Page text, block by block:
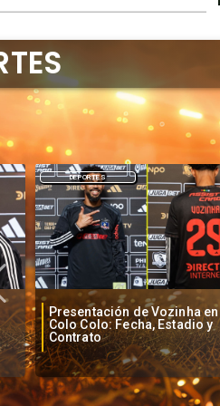
de Vozinha en
Colo: Fecha, Estadio y
DEPORTES